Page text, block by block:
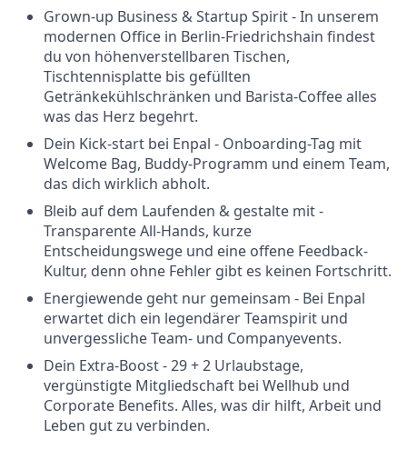
Grown-up Business & Startup Spirit - In unserem
modernen Office in Berlin-Friedrichshain findest
du von höhenverstellbaren Tischen,
Tischtennisplatte bis gefüllten
Getränkekühlschränken und Barista-Coffee alles
was das Herz begehrt.
Dein Kick-start bei Enpal - Onboarding-Tag mit
Welcome Bag, Buddy-Programm und einem Team,
das dich wirklich abholt.
Bleib auf dem Laufenden & gestalte mit -
Transparente All-Hands, kurze
Entscheidungswege und eine offene Feedback-
Kultur, denn ohne Fehler gibt es keinen Fortschritt.
Energiewende geht nur gemeinsam - Bei Enpal
erwartet dich ein legendärer Teamspirit und
unvergessliche Team- und Companyevents.
Dein Extra-Boost - 29 + 2 Urlaubstage,
vergünstigte Mitgliedschaft bei Wellhub und
Corporate Benefits. Alles, was dir hilft, Arbeit und
Leben gut zu verbinden.